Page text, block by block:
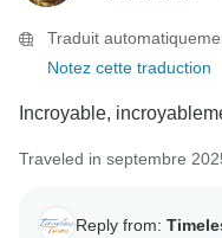
Traduit
Notez cette traduction
Incroyable,
Traveled in septembre
Reply from: